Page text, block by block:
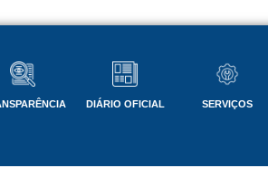
DIÁRIO OFICIAL SERVIÇOS